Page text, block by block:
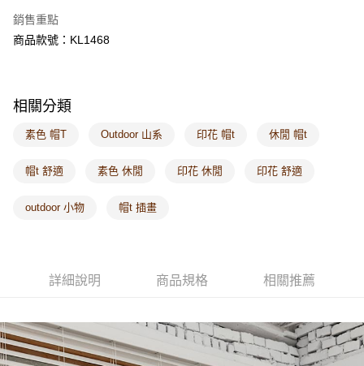
付款後7-11取貨
每筆NT$60，滿NT$1,000(含以上)免運費
每筆NT$120，滿NT$1,000(含以上)免運費
付款後門市自取
海外配送-港/澳/新/馬/泰國專屬
海外配送-其他亞洲地區
銷售重點
商品款號：KL1468
相關分類
素色 帽T Outdoor 山系 印花 帽t 休閒 帽t
帽t 舒適 素色 休閒 印花 休閒 印花 舒適
outdoor 小物 帽t 插畫
詳細說明 商品規格 相關推薦